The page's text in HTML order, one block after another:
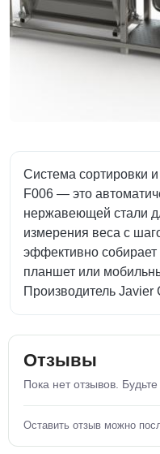
Система сортировки
F006 — это
нержавеющей стали
измерения веса с
эффективно
планшет или
Производитель
Отзывы
Пока нет отзывов.
Оставить отзыв можно